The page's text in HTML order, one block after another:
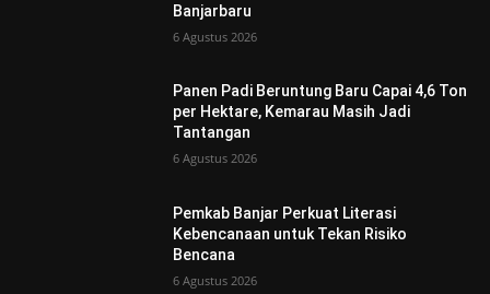
Banjarbaru
6 Agustus 2026
Panen Padi Beruntung Baru Capai 4,6 Ton
per Hektare, Kemarau Masih Jadi
Tantangan
6 Agustus 2026
Pemkab Banjar Perkuat Literasi
Kebencanaan untuk Tekan Risiko
Bencana
6 Agustus 2026